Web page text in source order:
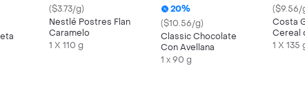
($3.73/g)
Nestlé Postres Flan
Caramelo
1 X 110 g
20%
($10.56/g)
Classic Chocolate
Con Avellana
1 x 90 g
($9.56/
Costa
Cereal
1 X 135